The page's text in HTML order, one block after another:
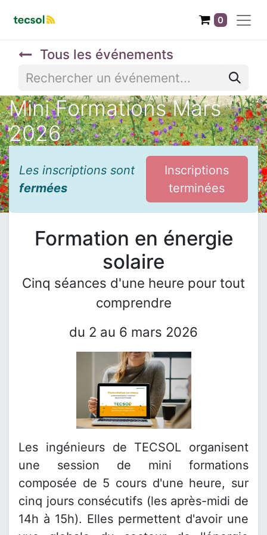
0
Tous les événements
Mini Formations Mars
2026
Les inscriptions sont
fermées
Inscriptions
terminées
Formation en énergie
solaire
Cinq séances d'une heure pour tout
comprendre
du 2 au 6 mars 2026
Les ingénieurs de TECSOL organisent
une session de mini formations
composée de 5 cours d'une heure, sur
cinq jours consécutifs (les après-midi de
14h à 15h). Elles permettent d'avoir une